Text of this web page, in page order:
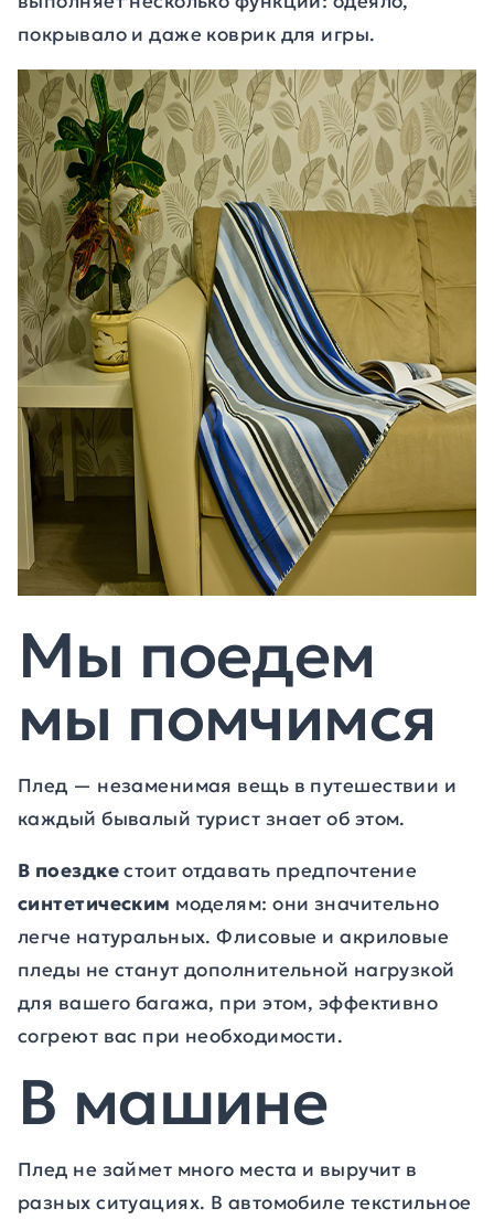
покрывало и даже коврик для игры.
Мы поедем
мы помчимся
Плед — незаменимая вещь в путешествии и
каждый бывалый турист знает об этом.
В поездкестоит отдавать предпочтение
синтетическим моделям: они значительно
легче натуральных. Флисовые и акриловые
пледы не станут дополнительной нагрузкой
для вашего багажа, при этом, эффективно
согреют вас при необходимости.
В машине
Плед не займет много места и выручит в
разных ситуациях. В автомобиле текстильное